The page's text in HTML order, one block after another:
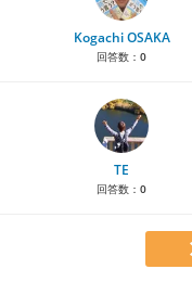
Kogachi OSAKA
回答数： 0
TE
回答数： 0